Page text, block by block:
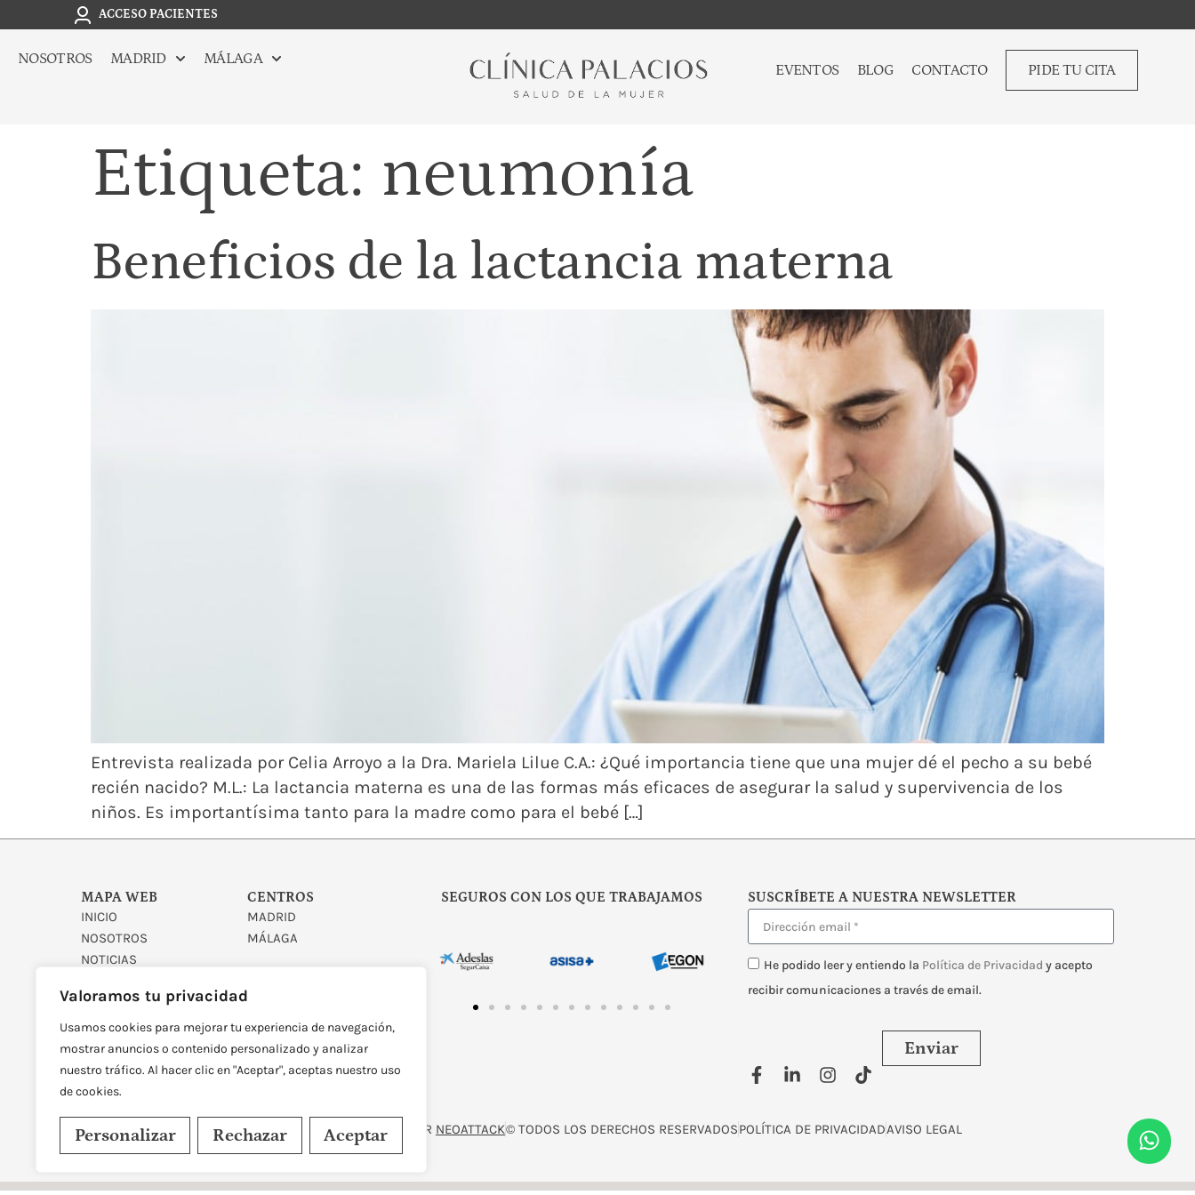
Valoramos tu privacidad
Usamos cookies para mejorar tu experiencia de navegación,
mostrar anuncios o contenido personalizado y analizar
nuestro tráfico. Al hacer clic en "Aceptar", aceptas nuestro uso
de cookies.
Personalizar Rechazar Aceptar
ACCESO PACIENTES
NOSOTROS MADRID MÁLAGA
EVENTOS BLOG CONTACTO PIDE TU CITA
Etiqueta: neumonía
Beneficios de la lactancia materna
Entrevista realizada por Celia Arroyo a la Dra. Mariela Lilue C.A.: ¿Qué importancia tiene que una mujer dé el pecho a su bebé
recién nacido? M.L.: La lactancia materna es una de las formas más eficaces de asegurar la salud y supervivencia de los
niños. Es importantísima tanto para la madre como para el bebé […]
MAPA WEB
INICIO
NOSOTROS
NOTICIAS
CENTROS
MADRID
MÁLAGA
SEGUROS CON LOS QUE TRABAJAMOS SUSCRÍBETE A NUESTRA NEWSLETTER
He podido leer y entiendo la Política de Privacidad y acepto
recibir comunicaciones a través de email.
Enviar
DISEÑADO Y DESARROLLADO POR NEOATTACK© TODOS LOS DERECHOS RESERVADOSPOLÍTICA DE PRIVACIDADAVISO LEGAL